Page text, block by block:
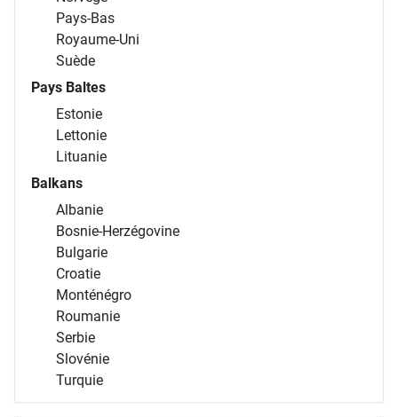
Pays-Bas
Royaume-Uni
Suède
Pays Baltes
Estonie
Lettonie
Lituanie
Balkans
Albanie
Bosnie-Herzégovine
Bulgarie
Croatie
Monténégro
Roumanie
Serbie
Slovénie
Turquie